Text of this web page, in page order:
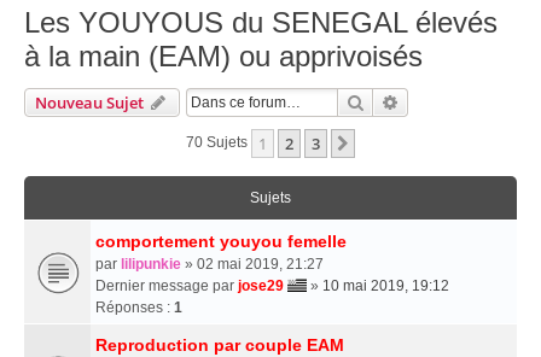
Les YOUYOUS du SENEGAL élevés
à la main (EAM) ou apprivoisés
Nouveau Sujet Rechercher
70 Sujets 1 2 3
Sujets
comportement youyou femelle
par lilipunkie » 02 mai 2019, 21:27
Dernier message par jose29 » 10 mai 2019, 19:12
Réponses : 1
Reproduction par couple EAM